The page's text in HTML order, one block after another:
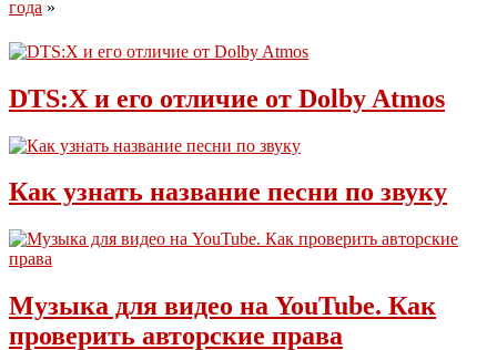
года »
DTS:X и его отличие от Dolby Atmos
Как узнать название песни по звуку
Музыка для видео на YouTube. Как
проверить авторские права